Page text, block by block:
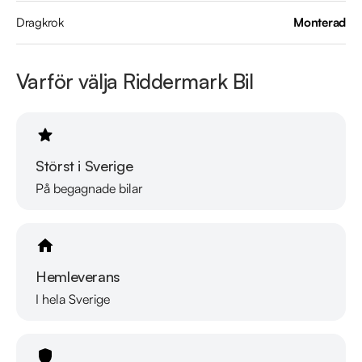
Vi testar även alla våra bilar, kolla länk nedan hur våra tester
går till.
Dragkrok Monterad
Varför välja Riddermark Bil
Störst i Sverige
På begagnade bilar
Hemleverans
I hela Sverige